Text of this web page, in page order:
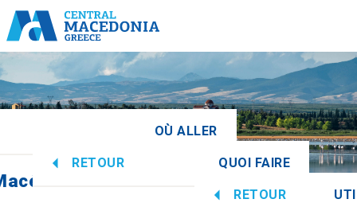
OÙ ALLER
centrale
RETOUR QUOI FAIRE
RETOUR